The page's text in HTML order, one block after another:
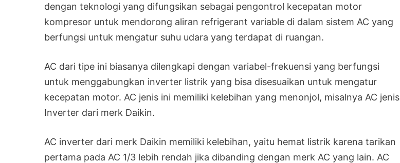
dengan teknologi yang difungsikan sebagai pengontrol kecepatan motor
kompresor untuk mendorong aliran refrigerant variable di dalam sistem AC yang
berfungsi untuk mengatur suhu udara yang terdapat di ruangan.
AC dari tipe ini biasanya dilengkapi dengan variabel-frekuensi yang berfungsi
untuk menggabungkan inverter listrik yang bisa disesuaikan untuk mengatur
kecepatan motor. AC jenis ini memiliki kelebihan yang menonjol, misalnya AC jenis
Inverter dari merk Daikin.
AC inverter dari merk Daikin memiliki kelebihan, yaitu hemat listrik karena tarikan
pertama pada AC 1/3 lebih rendah jika dibanding dengan merk AC yang lain. AC